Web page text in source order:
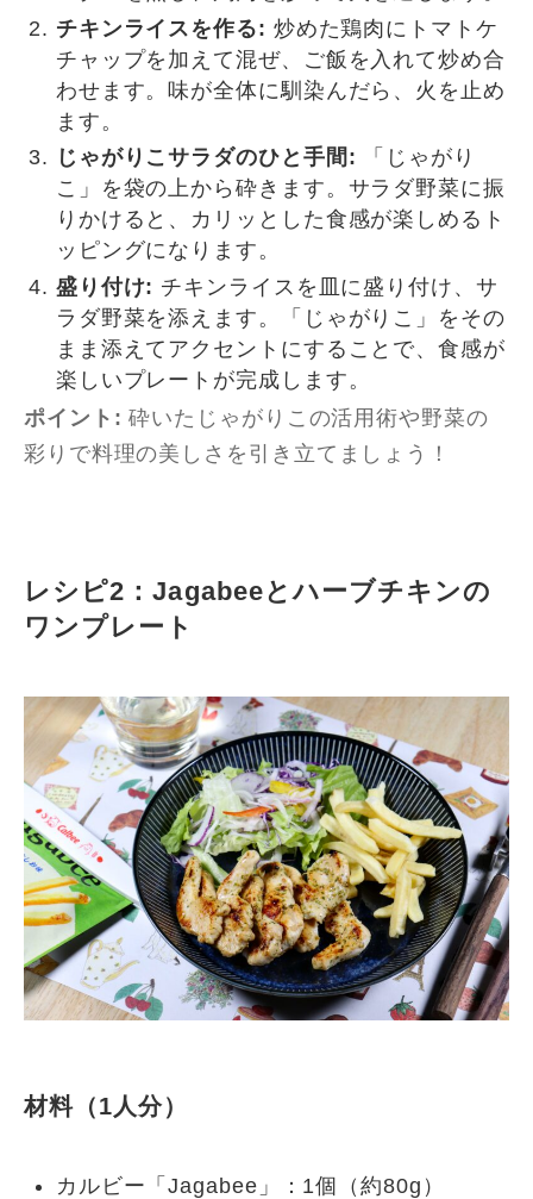
チキンライスを作る: 炒めた鶏肉にトマトケ
チャップを加えて混ぜ、ご飯を入れて炒め合
わせます。味が全体に馴染んだら、火を止め
ます。
じゃがりこサラダのひと手間: 「じゃがり
こ」を袋の上から砕きます。サラダ野菜に振
りかけると、カリッとした食感が楽しめるト
ッピングになります。
盛り付け: チキンライスを皿に盛り付け、サ
ラダ野菜を添えます。「じゃがりこ」をその
まま添えてアクセントにすることで、食感が
楽しいプレートが完成します。
ポイント: 砕いたじゃがりこの活用術や野菜の
彩りで料理の美しさを引き立てましょう！
レシピ2：Jagabeeとハーブチキンの
ワンプレート
材料（1人分）
カルビー「Jagabee」：1個（約80g）